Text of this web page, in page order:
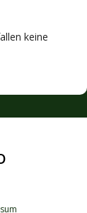
keine